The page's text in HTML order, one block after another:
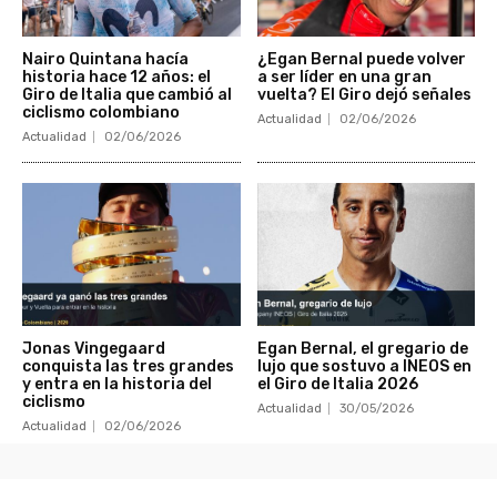
Nairo Quintana hacía
historia hace 12 años: el
Giro de Italia que cambió al
ciclismo colombiano
Actualidad 02/06/2026
¿Egan Bernal puede volver
a ser líder en una gran
vuelta? El Giro dejó señales
Actualidad 02/06/2026
Jonas Vingegaard
conquista las tres grandes
y entra en la historia del
ciclismo
Actualidad 02/06/2026
Egan Bernal, el gregario de
lujo que sostuvo a INEOS en
el Giro de Italia 2026
Actualidad 30/05/2026